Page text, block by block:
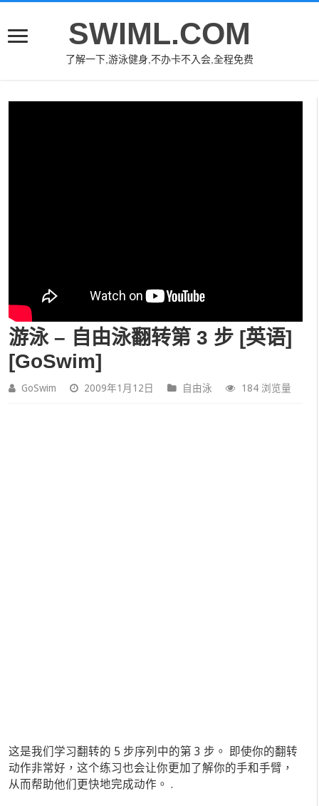
SWIML.COM
了解一下,游泳健身,不办卡不入会,全程免费
游泳 – 自由泳翻转第 3 步 [英语]
[GoSwim]
GoSwim 2009年1月12日 自由泳 184 浏览量
这是我们学习翻转的 5 步序列中的第 3 步。 即使你的翻转
动作非常好，这个练习也会让你更加了解你的手和手臂，
从而帮助他们更快地完成动作。 .